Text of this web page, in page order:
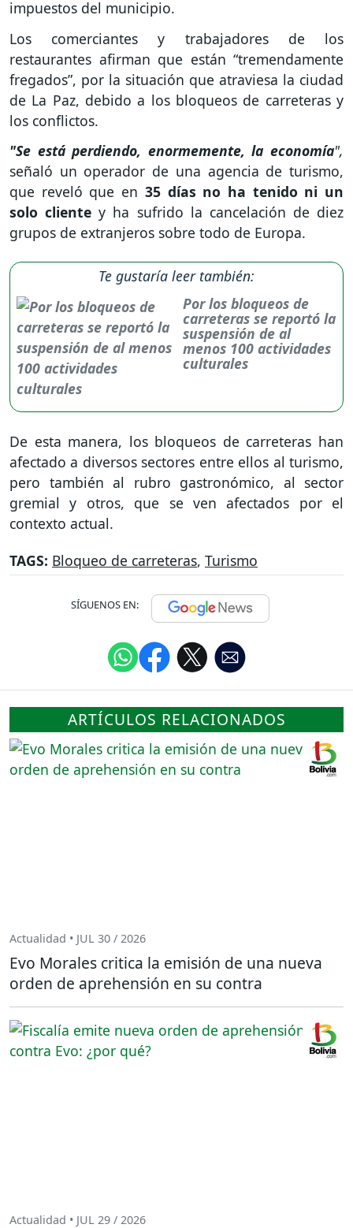
impuestos del municipio.
Los comerciantes y trabajadores de los
restaurantes afirman que están “tremendamente
fregados”, por la situación que atraviesa la ciudad
de La Paz, debido a los bloqueos de carreteras y
los conflictos.
"Se está perdiendo, enormemente, la economía",
señaló un operador de una agencia de turismo,
que reveló que en 35 días no ha tenido ni un
solo cliente y ha sufrido la cancelación de diez
grupos de extranjeros sobre todo de Europa.
Te gustaría leer también:
Por los bloqueos de
carreteras se reportó la
suspensión de al
menos 100 actividades
culturales
De esta manera, los bloqueos de carreteras han
afectado a diversos sectores entre ellos al turismo,
pero también al rubro gastronómico, al sector
gremial y otros, que se ven afectados por el
contexto actual.
TAGS: Bloqueo de carreteras, Turismo
SÍGUENOS EN:
ARTÍCULOS RELACIONADOS
Actualidad • JUL 30 / 2026
Evo Morales critica la emisión de una nueva
orden de aprehensión en su contra
Actualidad • JUL 29 / 2026